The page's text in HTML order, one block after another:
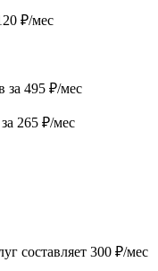
₽/мес
за 495 ₽/мес
265 ₽/мес
составляет 300 ₽/мес